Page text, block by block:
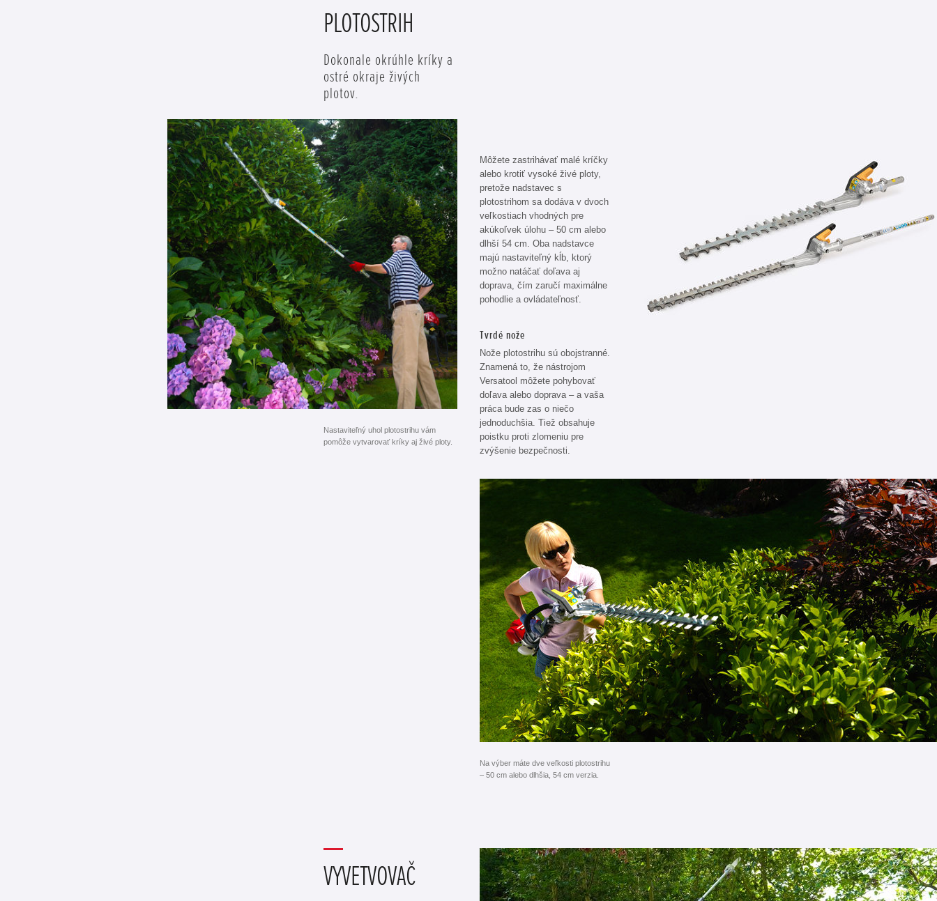
PLOTOSTRIH
Dokonale okrúhle kríky a
ostré okraje živých
plotov.
Nastaviteľný uhol plotostrihu vám
pomôže vytvarovať kríky aj živé ploty.
Môžete zastrihávať malé kríčky
alebo krotiť vysoké živé ploty,
pretože nadstavec s
plotostrihom sa dodáva v dvoch
veľkostiach vhodných pre
akúkoľvek úlohu – 50 cm alebo
dlhší 54 cm. Oba nadstavce
majú nastaviteľný kĺb, ktorý
možno natáčať doľava aj
doprava, čím zaručí maximálne
pohodlie a ovládateľnosť.
Tvrdé nože
Nože plotostrihu sú obojstranné.
Znamená to, že nástrojom
Versatool môžete pohybovať
doľava alebo doprava – a vaša
práca bude zas o niečo
jednoduchšia. Tiež obsahuje
poistku proti zlomeniu pre
zvýšenie bezpečnosti.
Na výber máte dve veľkosti plotostrihu
– 50 cm alebo dlhšia, 54 cm verzia.
VYVETVOVAČ